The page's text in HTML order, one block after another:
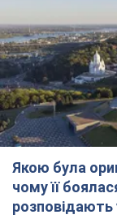
Якою була
чому її
розповідають